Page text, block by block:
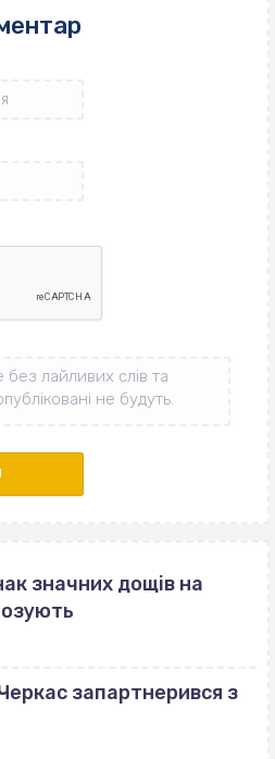
значних дощів на
запартнерився з